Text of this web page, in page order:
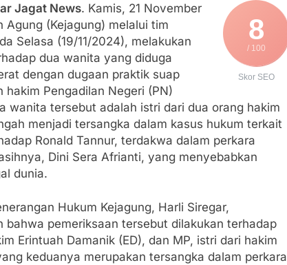
8
/ 100
Skor SEO
Jagat News. Kamis, 21 November
Agung (Kejagung) melalui tim
Selasa (19/11/2024), melakukan
dua wanita yang diduga
dengan dugaan praktik suap
hakim Pengadilan Negeri (PN)
wanita tersebut adalah istri dari dua orang hakim
menjadi tersangka dalam kasus hukum terkait
Ronald Tannur, terdakwa dalam perkara
Dini Sera Afrianti, yang menyebabkan
dunia.
Hukum Kejagung, Harli Siregar,
bahwa pemeriksaan tersebut dilakukan terhadap
Erintuah Damanik (ED), dan MP, istri dari hakim
keduanya merupakan tersangka dalam perkara